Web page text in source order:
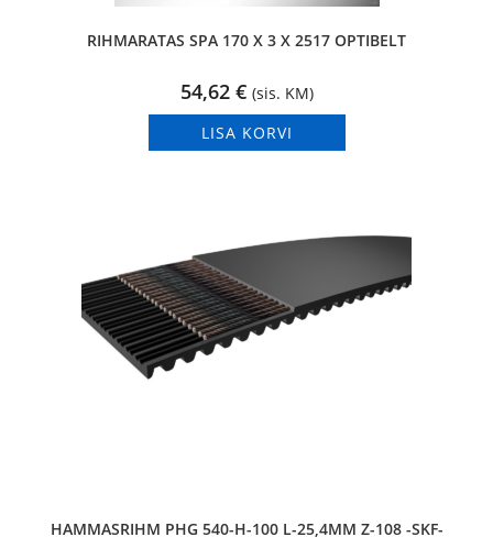
RIHMARATAS SPA 170 X 3 X 2517 OPTIBELT
54,62 € (sis. KM)
LISA KORVI
HAMMASRIHM PHG 540-H-100 L-25,4MM Z-108 -SKF-